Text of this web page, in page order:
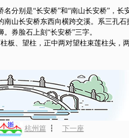
别是“长安桥”和“南山长安桥”，长
山长安桥东西向横跨交溪。系三孔
券脸石上刻“长安桥”三字。
、望柱，正中两对望柱束莲柱头，
杭州篇 ┇ 下一座